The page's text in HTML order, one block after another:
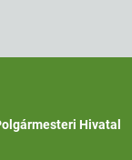
Hivatal